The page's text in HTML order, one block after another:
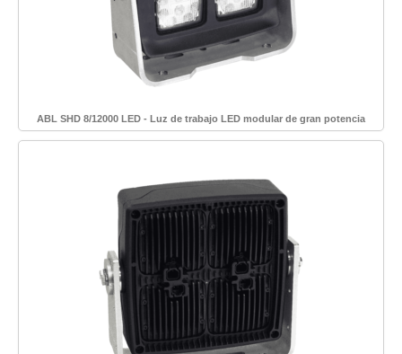
ABL SHD 8/12000 LED - Luz de trabajo LED modular de gran potencia